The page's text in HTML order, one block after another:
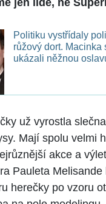
Politiku vystřídaly
růžový dort. Macinka
ukázali něžnou
už vyrostla
Mají spolu velmi
akce a
Pauleta
herečky po vzoru